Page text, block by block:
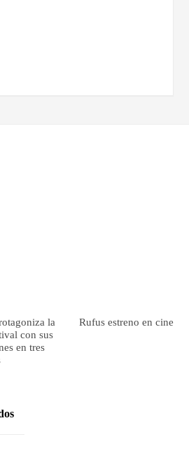
la
con sus
en tres
Rufus estreno en cines